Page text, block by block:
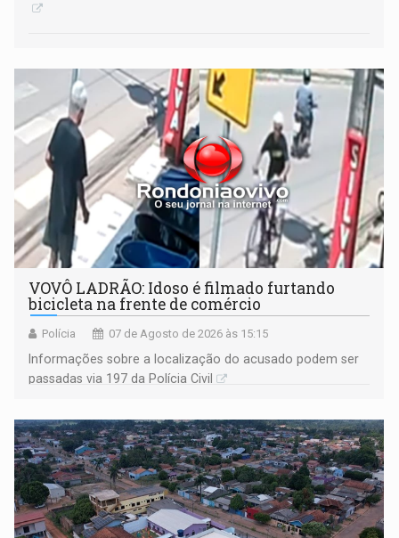
VOVÔ LADRÃO: Idoso é filmado furtando
bicicleta na frente de comércio
Polícia 07 de Agosto de 2026 às 15:15
Informações sobre a localização do acusado podem ser
passadas via 197 da Polícia Civil